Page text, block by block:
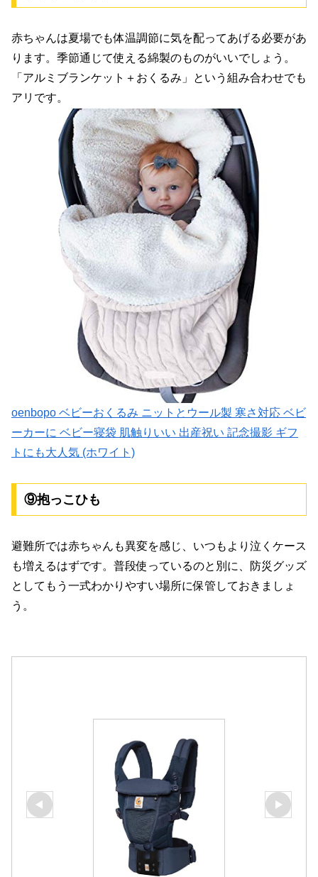
赤ちゃんは夏場でも体温調節に気を配ってあげる必要があ
ります。季節通じて使える綿製のものがいいでしょう。
「アルミブランケット＋おくるみ」という組み合わせでも
アリです。
oenbopo ベビーおくるみ ニットとウール製 寒さ対応 ベビ
ーカーに ベビー寝袋 肌触りいい 出産祝い 記念撮影 ギフ
トにも大人気 (ホワイト)
⑨抱っこひも
避難所では赤ちゃんも異変を感じ、いつもより泣くケース
も増えるはずです。普段使っているのと別に、防災グッズ
としてもう一式わかりやすい場所に保管しておきましょ
う。